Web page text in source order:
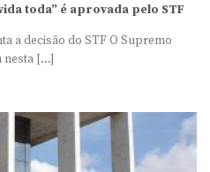
toda” é aprovada pelo STF
a decisão do STF O Supremo
[...]